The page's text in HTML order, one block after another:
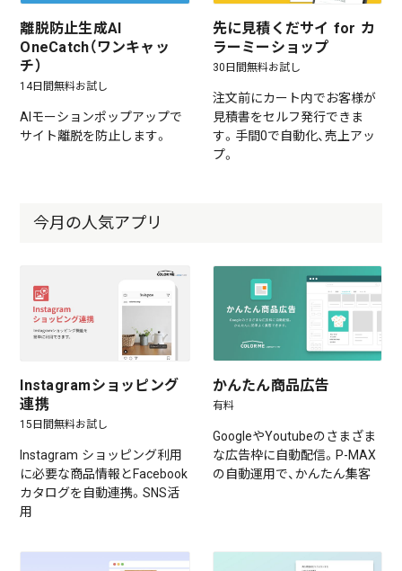
離脱防止生成AI
OneCatch（ワンキャッ
チ）
14日間無料お試し
AIモーションポップアップで
サイト離脱を防止します。
先に見積くだサイ for カ
ラーミーショップ
30日間無料お試し
注文前にカート内でお客様が
見積書をセルフ発行できま
す。手間0で自動化、売上アッ
プ。
今月の人気アプリ
Instagramショッピング
連携
15日間無料お試し
Instagram ショッピング利用
に必要な商品情報とFacebook
カタログを自動連携。SNS活
用
かんたん商品広告
有料
GoogleやYoutubeのさまざま
な広告枠に自動配信。P-MAX
の自動運用で、かんたん集客